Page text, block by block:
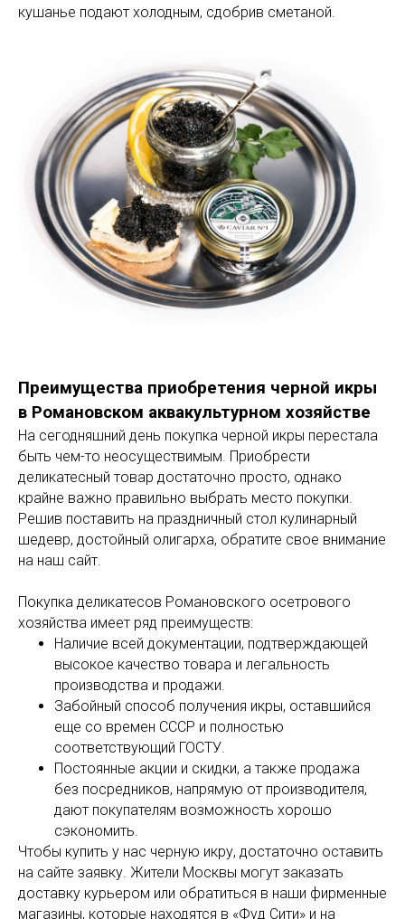
кушанье подают холодным, сдобрив сметаной.
Преимущества приобретения черной икры
в Романовском аквакультурном хозяйстве
На сегодняшний день покупка черной икры перестала
быть чем-то неосуществимым. Приобрести
деликатесный товар достаточно просто, однако
крайне важно правильно выбрать место покупки.
Решив поставить на праздничный стол кулинарный
шедевр, достойный олигарха, обратите свое внимание
на наш сайт.
Покупка деликатесов Романовского осетрового
хозяйства имеет ряд преимуществ:
Наличие всей документации, подтверждающей
высокое качество товара и легальность
производства и продажи.
Забойный способ получения икры, оставшийся
еще со времен СССР и полностью
соответствующий ГОСТУ.
Постоянные акции и скидки, а также продажа
без посредников, напрямую от производителя,
дают покупателям возможность хорошо
сэкономить.
Чтобы купить у нас черную икру, достаточно оставить
на сайте заявку. Жители Москвы могут заказать
доставку курьером или обратиться в наши фирменные
магазины, которые находятся в «Фуд Сити» и на